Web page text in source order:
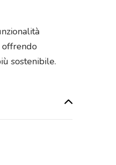
offrendo
sostenibile.